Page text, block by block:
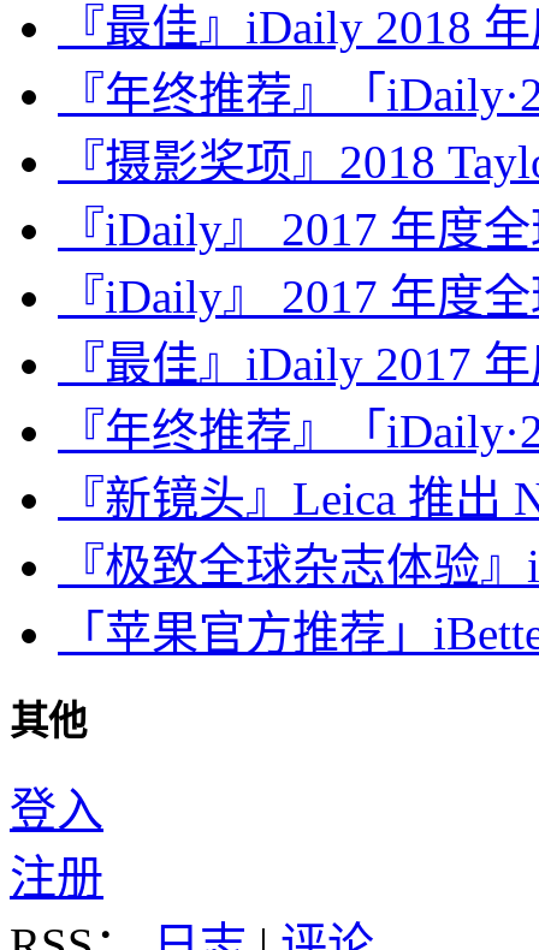
『最佳』iDaily 2018
『年终推荐』「
『摄影奖项』2018
『iDaily』 2017 年度
『iDaily』 2017 年度
『最佳』iDaily 2017
『年终推荐』「
『新镜头』Leica 推出
『极致全球杂志体验
「苹果官方推荐」
其他
登入
注册